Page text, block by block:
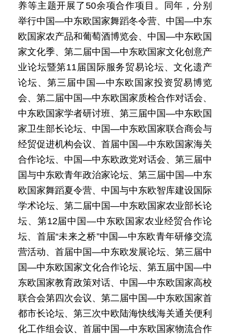
养等主题开展了50余项合作项目。同年，分别
举行中国—中东欧国家舞蹈冬令营、中国—中东
欧国家农产品和葡萄酒博览会、中国—中东欧国
家文化季、第二届中国—中东欧国家文化创意产
业论坛暨第11届国际服务贸易论坛、文化遗产
论坛、第三届中国—中东欧国家投资贸易博览
会、第二届中国—中东欧国家质检合作对话会、
中东欧国家学者研讨班、第三届中国—中东欧国
家卫生部长论坛、中国—中东欧国家联合商会与
经贸促进机构会议、首届中国—中东欧国家海关
合作论坛、中国—中东欧政党对话会、第三届中
国与中东欧青年政治家论坛、第三届中国—中东
欧国家舞蹈夏令营、中国与中东欧智库建设国际
学术论坛、第二届中国—中东欧国家农业部长论
坛、第12届中国—中东欧国家农业经贸合作论
坛、首届“未来之桥”中国—中东欧青年研修交流
营活动、首届中国—中东欧发展论坛、第三届中
国—中东欧国家文化合作论坛、第五届中国—中
东欧国家教育政策对话、中国—中东欧国家高校
联合会第四次会议、第二届中国—中东欧国家首
都市长论坛、第三次中欧陆海快线海关通关便利
化工作组会议、首届中国—中东欧国家物流合作